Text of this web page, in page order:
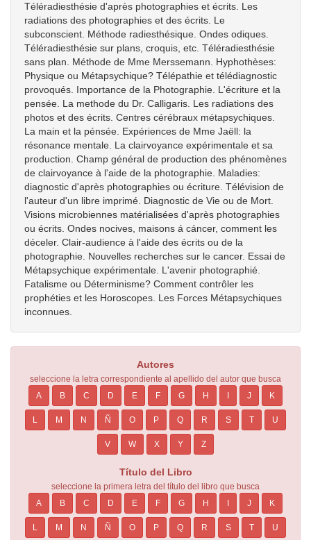
Téléradiesthésie d'après photographies et écrits. Les
radiations des photographies et des écrits. Le
subconscient. Méthode radiesthésique. Ondes odiques.
Téléradiesthésie sur plans, croquis, etc. Téléradiesthésie
sans plan. Méthode de Mme Merssemann. Hyphothèses:
Physique ou Métapsychique? Télépathie et télédiagnostic
provoqués. Importance de la Photographie. L'écriture et la
pensée. La methode du Dr. Calligaris. Les radiations des
photos et des écrits. Centres cérébraux métapsychiques.
La main et la pénsée. Expériences de Mme Jaëll: la
résonance mentale. La clairvoyance expérimentale et sa
production. Champ général de production des phénomènes
de clairvoyance à l'aide de la photographie. Maladies:
diagnostic d'après photographies ou écriture. Télévision de
l'auteur d'un libre imprimé. Diagnostic de Vie ou de Mort.
Visions microbiennes matérialisées d'après photographies
ou écrits. Ondes nocives, maisons á cáncer, comment les
déceler. Clair-audience à l'aide des écrits ou de la
photographie. Nouvelles recherches sur le cancer. Essai de
Métapsychique expérimentale. L'avenir photographié.
Fatalisme ou Déterminisme? Comment contrôler les
prophéties et les Horoscopes. Les Forces Métapsychiques
inconnues.
Autores
seleccione la letra correspondiente al apellido del autor que busca
A
B C D E F G H J K
L M N Ñ O P Q R S T U
V W X Y Z
Título del Libro
seleccione la primera letra del título del libro que busca
A
B C D E F G H J K
L M N Ñ O P Q R S T U